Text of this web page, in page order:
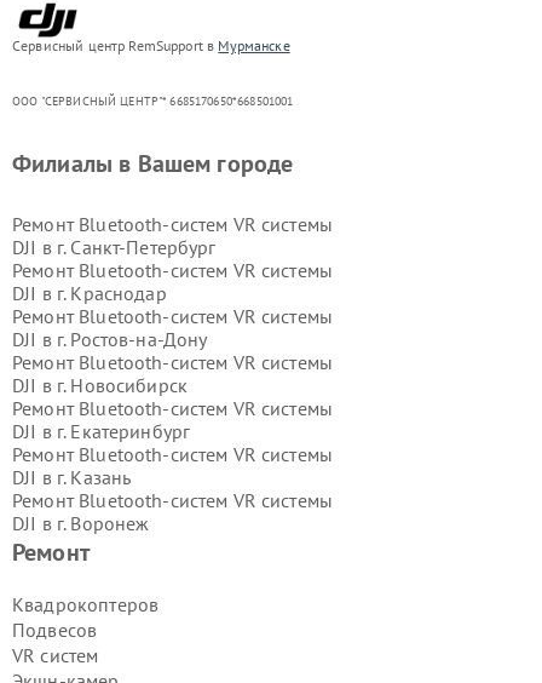
Сервисный центр RemSupport в Мурманске
ООО "СЕРВИСНЫЙ ЦЕНТР"* 6685170650*668501001
Ремонт
Квадрокоптеров
Подвесов
VR систем
Филиалы в Вашем городе
Ремонт Bluetooth-систем VR системы
DJI в г. Санкт-Петербург
Ремонт Bluetooth-систем VR системы
DJI в г. Краснодар
Ремонт Bluetooth-систем VR системы
DJI в г. Ростов-на-Дону
Ремонт Bluetooth-систем VR системы
DJI в г. Новосибирск
Ремонт Bluetooth-систем VR системы
DJI в г. Екатеринбург
Ремонт Bluetooth-систем VR системы
DJI в г. Казань
Ремонт Bluetooth-систем VR системы
DJI в г. Воронеж
Ремонт Bluetooth-систем VR системы
Ремонт Bluetooth-систем VR системы
DJI в г.Самара
Ремонт Bluetooth-систем VR системы
DJI в г.Пермь